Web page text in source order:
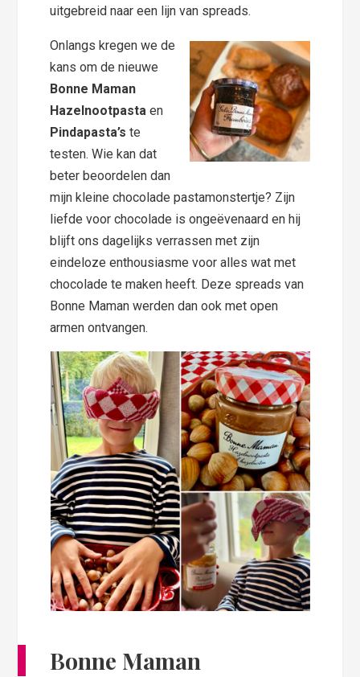
uitgebreid naar een lijn van spreads.
Onlangs kregen we de
kans om de nieuwe
Bonne Maman
Hazelnootpastaen
Pindapasta’ste
testen. Wie kan dat
beter beoordelen dan
mijn kleine chocolade pastamonstertje? Zijn
liefde voor chocolade is ongeëvenaard en hij
blijft ons dagelijks verrassen met zijn
eindeloze enthousiasme voor alles wat met
chocolade te maken heeft. Deze spreads van
Bonne Maman werden dan ook met open
armen ontvangen.
Bonne Maman